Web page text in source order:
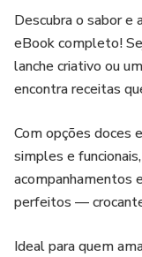
Descubra o sabor
eBook completo!
lanche criativo ou
encontra receitas
Com opções doces
simples e
acompanhamentos
perfeitos —
Ideal para quem